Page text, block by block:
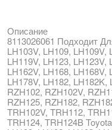
Описание
8113026061 Подходит
LH103V, LH109, LH109V,
LH119V, LH123, LH123V,
LH162V, LH168, LH168V,
LH178V, LH182, LH182K,
RZH102, RZH102V,
RZH125, RZH182,
TRH102V, TRH112,
TRH124, TRH124B